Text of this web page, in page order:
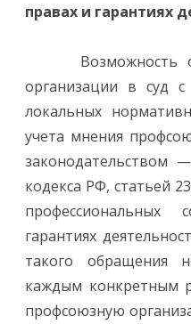
правах и гарантиях
Возможность
организации в суд
локальных
учета мнения
законодательством
кодекса РФ, статьей
гарантиях
такого обращения
каждым конкретным
профсоюзную